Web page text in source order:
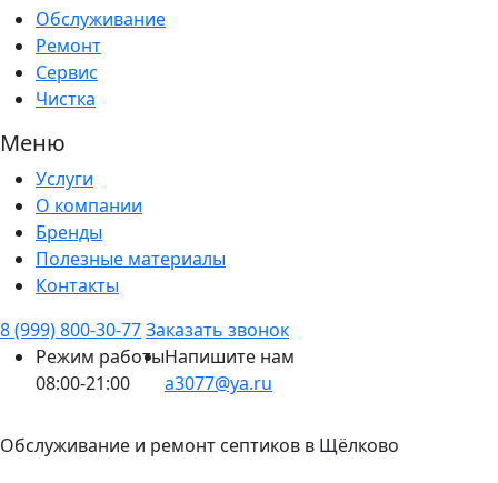
Обслуживание
Ремонт
Сервис
Чистка
Меню
Услуги
О компании
Бренды
Полезные материалы
Контакты
8 (999) 800-30-77Заказать звонок
Режим работы
08:00-21:00
Напишите нам
a3077@ya.ru
Обслуживание и ремонт септиков в Щёлково